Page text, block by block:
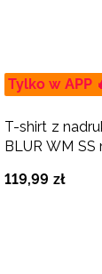
Tylko w APP
T-shirt z
BLUR WM SS
119,99 zł